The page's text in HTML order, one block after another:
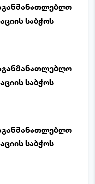
საბჭოს
საბჭოს
საბჭოს